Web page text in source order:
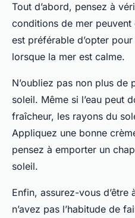
Tout d’abord, pensez à
conditions de mer
est préférable d’opter
lorsque la mer est calme.
N’oubliez pas non plus
soleil. Même si l’eau peut
fraîcheur, les rayons du
Appliquez une bonne
pensez à emporter un
soleil.
Enfin, assurez-vous d’être
n’avez pas l’habitude de